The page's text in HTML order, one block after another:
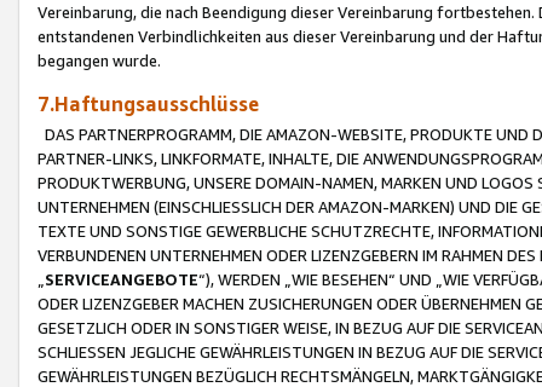
Vereinbarung, die nach Beendigung dieser Vereinbarung
entstandenen Verbindlichkeiten aus dieser Vereinbarung und der
begangen wurde.
7.Haftungsausschlüsse
DAS PARTNERPROGRAMM, DIE AMAZON-WEBSITE, PRODUKTE UND
PARTNER-LINKS, LINKFORMATE, INHALTE, DIE
PRODUKTWERBUNG, UNSERE DOMAIN-NAMEN, MARKEN UND
UNTERNEHMEN (EINSCHLIESSLICH DER AMAZON-MARKEN) UND DIE
TEXTE UND SONSTIGE GEWERBLICHE SCHUTZRECHTE,
VERBUNDENEN UNTERNEHMEN ODER LIZENZGEBERN IM RAHMEN
SERVICEANGEBOTE“), WERDEN „WIE BESEHEN“ UND „WIE
ODER LIZENZGEBER MACHEN ZUSICHERUNGEN ODER ÜBERNEHMEN
GESETZLICH ODER IN SONSTIGER WEISE, IN BEZUG AUF DIE
SCHLIESSEN JEGLICHE GEWÄHRLEISTUNGEN IN BEZUG AUF DIE
GEWÄHRLEISTUNGEN BEZÜGLICH RECHTSMÄNGELN,